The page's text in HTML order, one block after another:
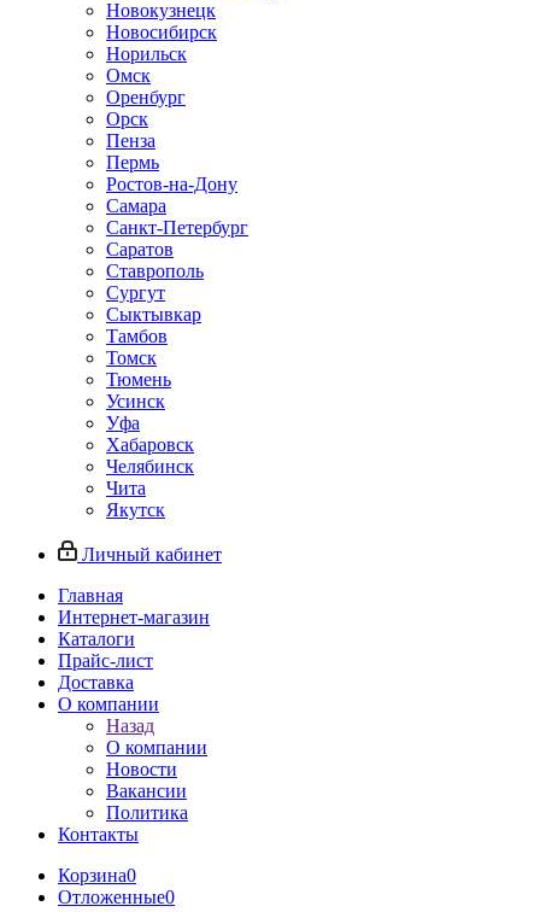
Новокузнецк
Новосибирск
Норильск
Омск
Оренбург
Орск
Пенза
Пермь
Ростов-на-Дону
Самара
Санкт-Петербург
Саратов
Ставрополь
Сургут
Сыктывкар
Тамбов
Томск
Тюмень
Усинск
Уфа
Хабаровск
Челябинск
Чита
Якутск
Личный кабинет
Главная
Интернет-магазин
Каталоги
Прайс-лист
Доставка
О компании
Назад
О компании
Новости
Вакансии
Политика
Контакты
Корзина0
Отложенные0